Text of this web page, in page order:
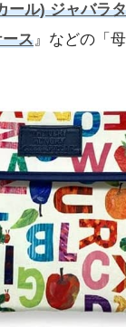
ール) ジャバラ
ス』などの「